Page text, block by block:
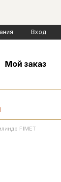
Вход
Мой заказ
FIMET